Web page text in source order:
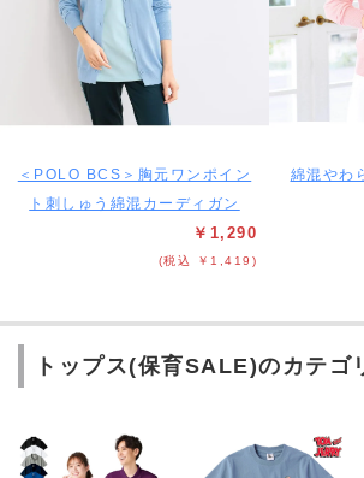
＜POLO BCS＞胸元ワンポイン
ト刺しゅう綿混カーディガン
￥1,290
(税込 ￥1,419)
綿混やわ
トップス(保育SALE)のカテゴ